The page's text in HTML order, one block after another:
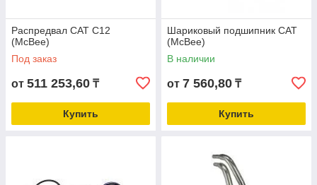
Распредвал CAT C12
(McBee)
Под заказ
от 511 253,60 ₸
Купить
Шариковый подшипник CAT
(McBee)
В наличии
от 7 560,80 ₸
Купить